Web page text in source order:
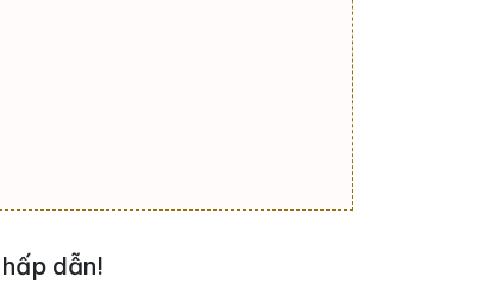
dẫn!